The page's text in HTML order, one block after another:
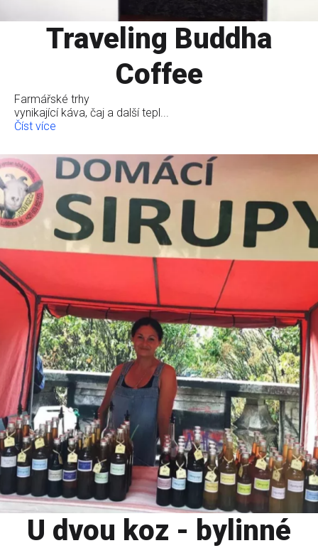
Traveling Buddha
Coffee
Farmářské trhy
vynikající káva, čaj a další tepl...
Číst více
U dvou koz - bylinné